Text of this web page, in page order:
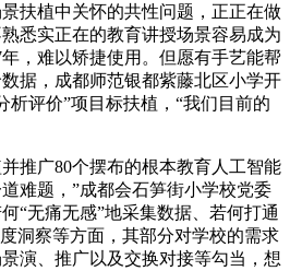
扶植中关怀的共性问题，正正在做
悉实正在的教育讲授场景容易成为
，难以矫捷使用。但愿有手艺能帮
据，成都师范银都紫藤北区小学开
析评价”项目标扶植，“我们目前的
广80个摆布的根本教育人工智能
难题，”成都会石笋街小学校党委
“无痛无感”地采集数据、若何打通
洞察等方面，其部分对学校的需求
演、推广以及交换对接等勾当，想